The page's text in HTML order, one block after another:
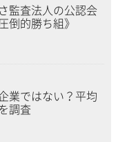
監査法人の公認会
倒的勝ち組》
業ではない？平均
調査